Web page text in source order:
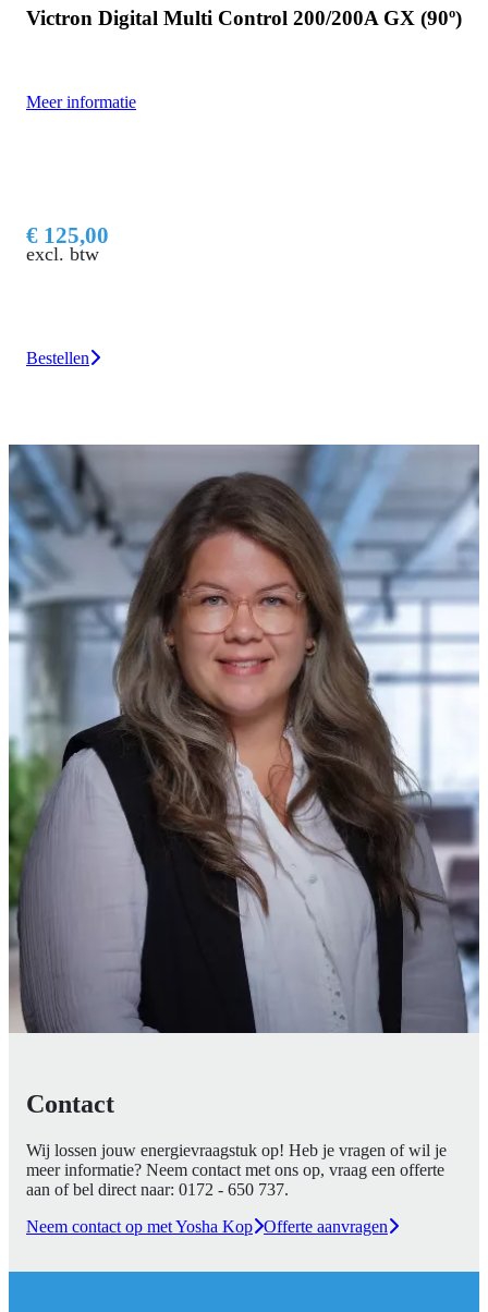
Victron Digital Multi Control 200/200A GX (90º)
Meer informatie
€ 125,00
excl. btw
Bestellen
Contact
Wij lossen jouw energievraagstuk op! Heb je vragen of wil je
meer informatie? Neem contact met ons op, vraag een offerte
aan of bel direct naar: 0172 - 650 737.
Neem contact op met Yosha Kop Offerte aanvragen